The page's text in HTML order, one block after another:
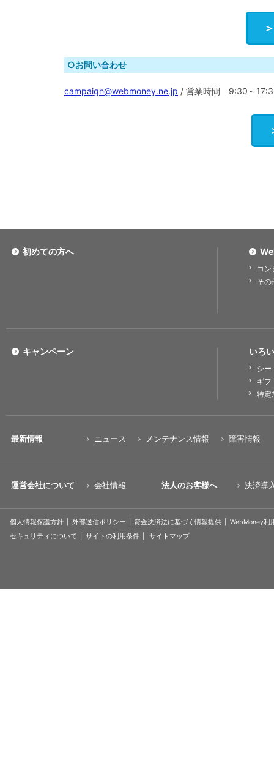
○お問い合わせ
campaign@webmoney.ne.jp / 営業時間 9:30～
初めての方へ
コ
その
いろ
シー
ギフ
特定
キャンペーン
最新情報 ニュース メンテナンス情報 障害情報
運営会社について 会社情報 法人のお客様へ 決済導
個人情報保護方針 外部送信ポリシー 資金決済法に基づく情報提供
WebMoney利
セキュリティについて
サイトの利用条件 サイトマップ